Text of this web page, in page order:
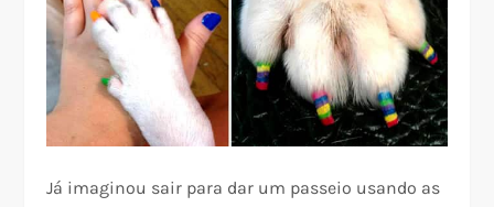
Já imaginou sair para dar um passeio usando as